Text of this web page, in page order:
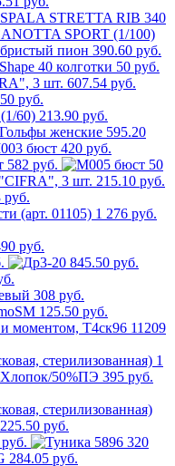
340
390.60 руб.
50 руб.
607.54 руб.
руб.
213.90 руб.
595.20
420 руб.
582 руб.
50
215.10 руб.
руб.
1 276 руб.
руб.
845.50 руб.
308 руб.
125.50 руб.
1
395 руб.
руб.
320
284.05 руб.